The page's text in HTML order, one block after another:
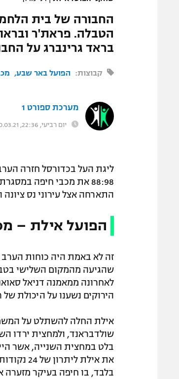
החבורה של בית
בראד גרינברג על
קבוצות: הפועל באר שבע
מערכת ספורט 1
יום רביעי, 22:36, 10.03.21
ליגת העל בכדורסל חזרה
התארחה אצל עירוני נס ציונה
הפועל אילת – מכבי
זה לא באמת היה כוחות הערב
שהגיעה מהמקום השלישי
לאחרונה ממאמנה דניאל
הירוקים נשענו על היכולת של
אילת החלה להשתלט על
בלט במחצית השנייה, אשר
את אילת
בלבד, בו חיפה בעיקר מזערה